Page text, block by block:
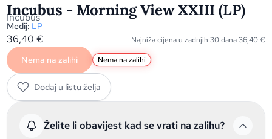
Incubus - Morning View XXIII (LP)
Incubus
Medij: LP
36,40€ Najniža cijena u zadnjih 30 dana36,40€
Nema na zalihi Nema na zalihi
Dodaj u listu želja
Želite li obavijest kad se vrati na zalihu?